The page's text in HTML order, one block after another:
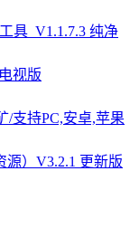
具_V1.1.7.3 纯净
视版
/支持PC,安卓,苹果
源）V3.2.1 更新版